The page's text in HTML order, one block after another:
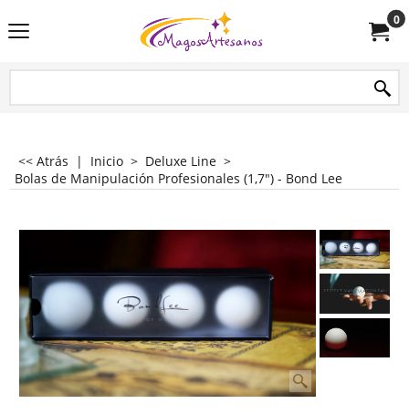
0
<< Atrás | Inicio > Deluxe Line >
Bolas de Manipulación Profesionales (1,7") - Bond Lee